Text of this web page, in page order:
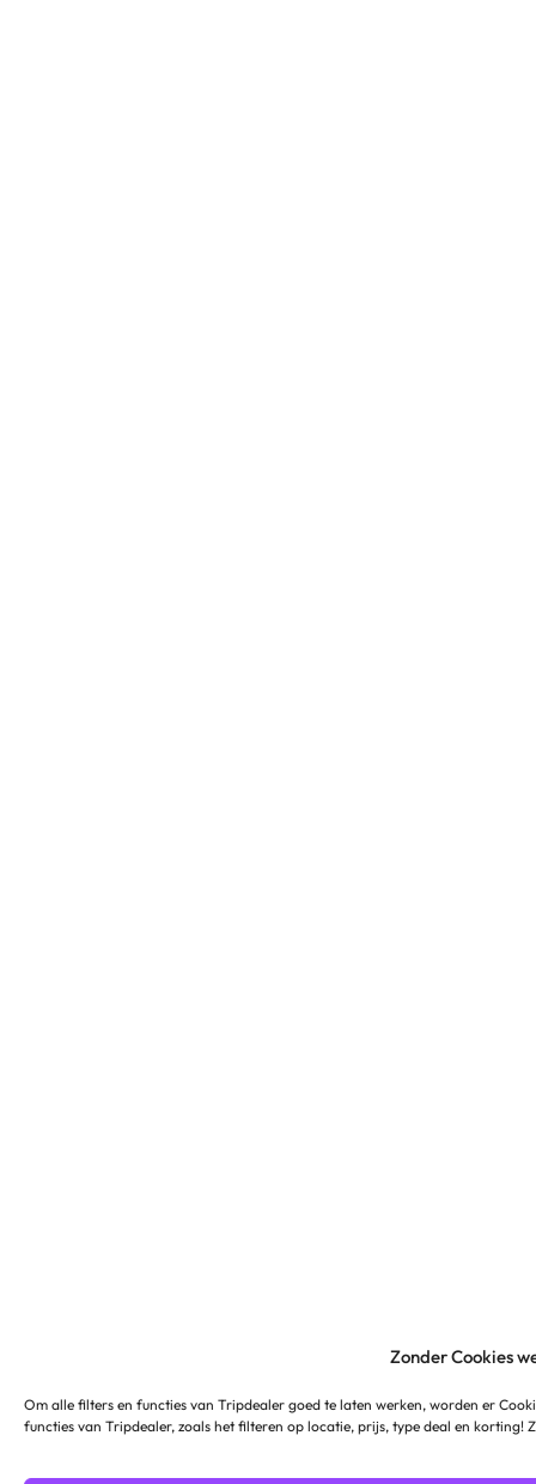
Zonder Cookies
Om alle filters en functies van Tripdealer goed te laten werken, worden er
functies van Tripdealer, zoals het filteren op locatie, prijs, type deal en